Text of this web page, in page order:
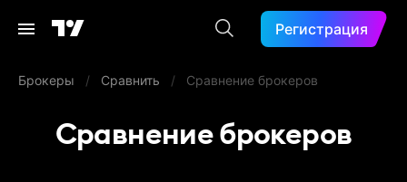
Регистрация
Брокеры / Сравнить / Сравнение брокеров
Сравнение брокеров